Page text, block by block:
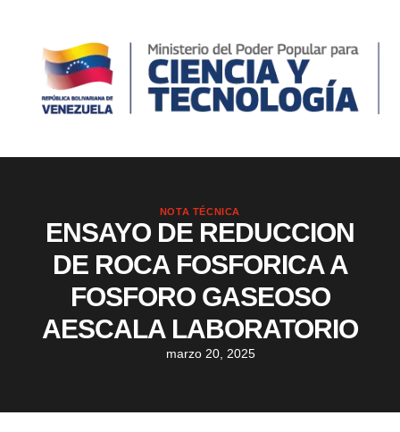
NOTA TÉCNICA
ENSAYO DE REDUCCION
DE ROCA FOSFORICA A
FOSFORO GASEOSO
AESCALA LABORATORIO
marzo 20, 2025